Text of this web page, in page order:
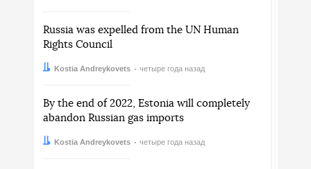
Russia was expelled from the UN Human
Rights Council
Автор:
Kostia Andreykovets
Дата: четыре года назад
By the end of 2022, Estonia will completely
abandon Russian gas imports
Автор:
Kostia Andreykovets
Дата: четыре года назад